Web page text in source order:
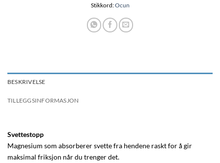
Stikkord:Ocun
BESKRIVELSE
TILLEGGSINFORMASJON
Svettestopp
Magnesium som absorberer svette fra hendene raskt for å gir
maksimal friksjon når du trenger det.